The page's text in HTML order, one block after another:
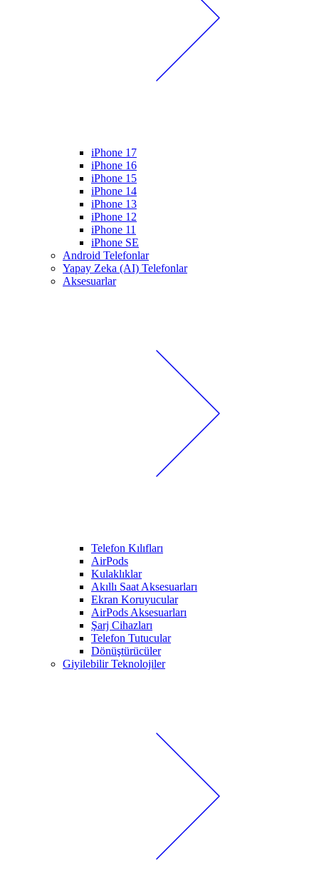
iPhone 17
iPhone 16
iPhone 15
iPhone 14
iPhone 13
iPhone 12
iPhone 11
iPhone SE
Android Telefonlar
Yapay Zeka (AI) Telefonlar
Aksesuarlar
Telefon Kılıfları
AirPods
Kulaklıklar
Akıllı Saat Aksesuarları
Ekran Koruyucular
AirPods Aksesuarları
Şarj Cihazları
Telefon Tutucular
Dönüştürücüler
Giyilebilir Teknolojiler